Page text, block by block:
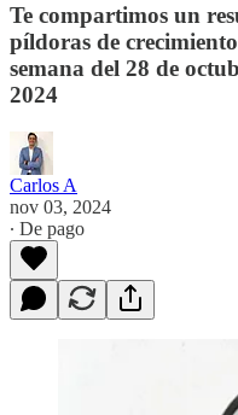
Te compartimos un
píldoras de
semana del 28 de
2024
Carlos A
nov 03, 2024
∙ De pago